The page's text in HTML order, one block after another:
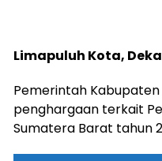
Limapuluh Kota,
Pemerintah
penghargaan terkait
Sumatera Barat tahun